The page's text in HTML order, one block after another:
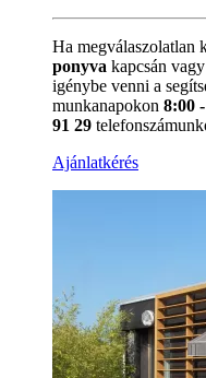
Ha megválaszolatlan
ponyva kapcsán
igénybe venni a
munkanapokon 8:00
91 29
Ajánlatkérés